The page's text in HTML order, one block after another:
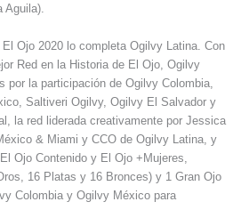
Aguila).
Ojo 2020 lo completa Ogilvy Latina. Con
Red en la Historia de El Ojo, Ogilvy
por la participación de Ogilvy Colombia,
Saltiveri Ogilvy, Ogilvy El Salvador y
la red liderada creativamente por Jessica
& Miami y CCO de Ogilvy Latina, y
Ojo Contenido y El Ojo +Mujeres,
16 Platas y 16 Bronces) y 1 Gran Ojo
Colombia y Ogilvy México para